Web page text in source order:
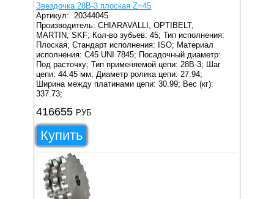
Звездочка 28B-3 плоская Z=45
Артикул: 20344045
Производитель: CHIARAVALLI, OPTIBELT,
MARTIN, SKF; Кол-во зубьев: 45; Тип исполнения:
Плоская; Стандарт исполнения: ISO; Материал
исполнения: C45 UNI 7845; Посадочный диаметр:
Под расточку; Тип применяемой цепи: 28B-3;
Шаг
цепи: 44.45 мм; Диаметр ролика цепи: 27.94;
Ширина между платинами цепи: 30.99; Вес (кг):
337.73;
416655 РУБ
Купить